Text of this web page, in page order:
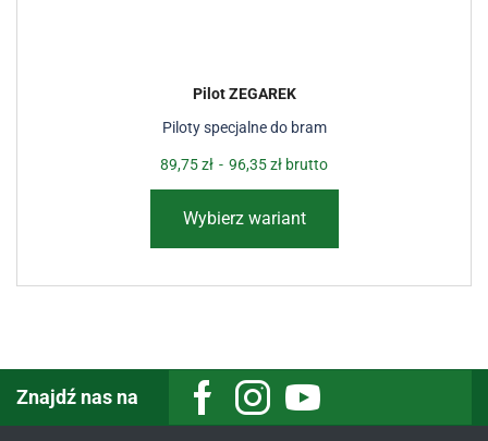
Piloty specjalne do bram
Pilot ZEGAREK
89,75zł - 96,35zł brutto
Wybierz wariant
Znajdź nas na FacebookInstagramYoutube